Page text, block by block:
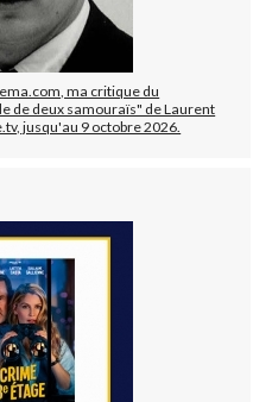
ma critique du
de deux samouraïs" de Laurent
jusqu'au 9 octobre 2026.